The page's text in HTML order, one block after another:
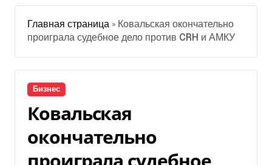
Главная страница » Ковальская окончательно
проиграла судебное дело против CRH и АМКУ
Бизнес
Ковальская
окончательно